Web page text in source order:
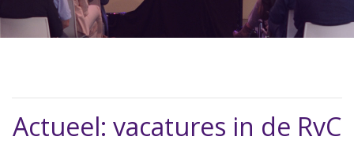
Actueel: vacatures in de RvC